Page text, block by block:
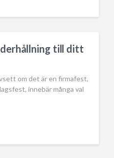
till ditt
om det är en firmafest,
innebär många val